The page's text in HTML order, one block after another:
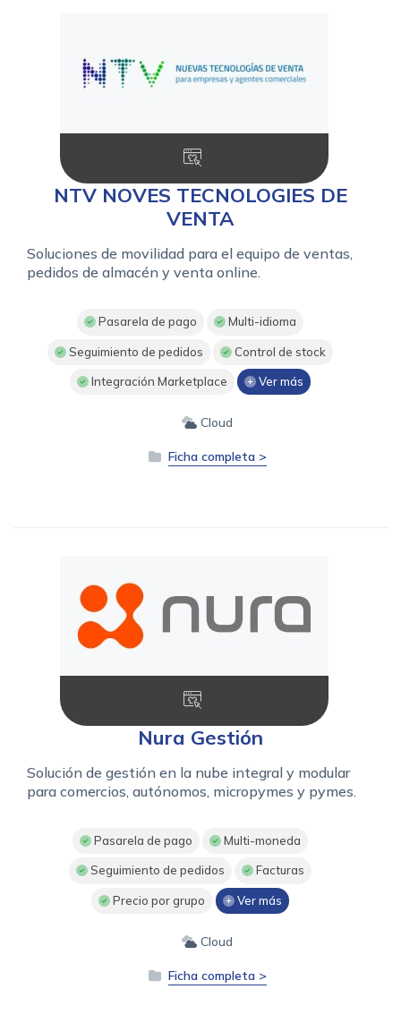
NTV NOVES TECNOLOGIES DE
VENTA
Soluciones de movilidad para el equipo de ventas,
pedidos de almacén y venta online.
Pasarela de pago Multi-idioma
Seguimiento de pedidos Control de stock
Integración Marketplace Ver más
Cloud
Ficha completa >
Nura Gestión
Solución de gestión en la nube integral y modular
para comercios, autónomos, micropymes y pymes.
Pasarela de pago Multi-moneda
Seguimiento de pedidos Facturas
Precio por grupo Ver más
Cloud
Ficha completa >